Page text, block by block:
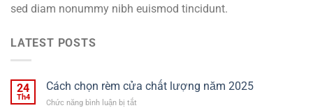
sed diam nonummy nibh euismod tincidunt.
LATEST POSTS
24
Th4
Cách chọn rèm cửa chất lượng năm 2025
Chức năng bình luận bị tắt